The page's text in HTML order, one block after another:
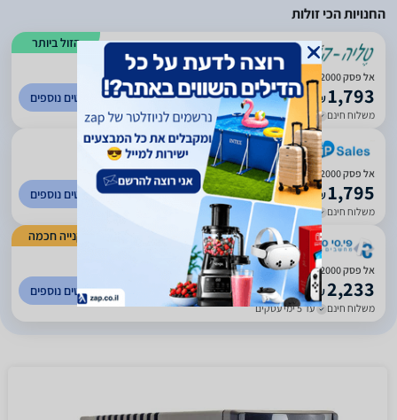
החנויות הכי זולות
הזול ביותר
4.6
(
381
)
אל פסק Advice VISION SV2000
₪1,793
משלוח חינם עד 5 ימי עסקים
לפרטים נוספים
5
)
אל פסק SMART VISION SV2000
₪1,795
משלוח חינם עד 5 ימי עסקים
לפרטים נוספים
קנייה חכמה
4.8
(
1329
)
אל פסק Advice VISION SV2000
₪2,233
משלוח חינם עד 5 ימי עסקים
לפרטים נוספים